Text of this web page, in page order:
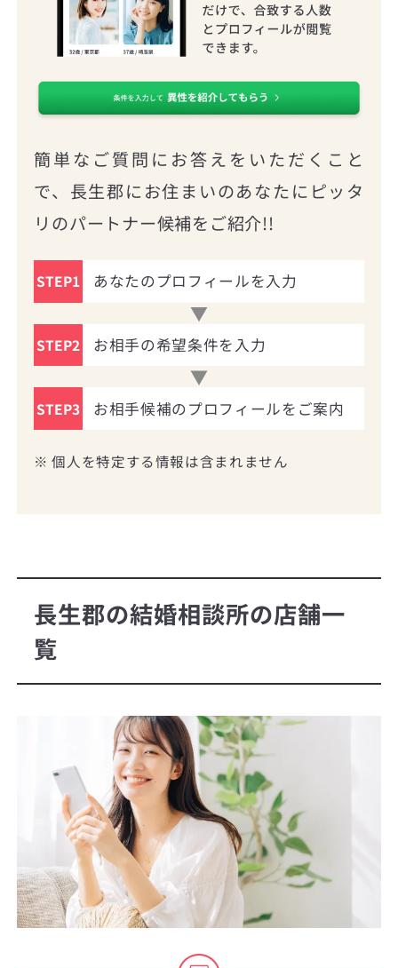
簡単なご質問にお答えをいただくこと
で、長生郡にお住まいのあなたにピッタ
リのパートナー候補をご紹介!!
STEP1 あなたのプロフィールを入力
STEP2 お相手の希望条件を入力
STEP3 お相手候補のプロフィールをご案内
※ 個人を特定する情報は含まれません
長生郡の結婚相談所の店舗一
覧